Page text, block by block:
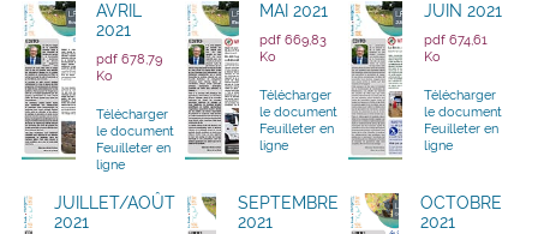
AVRIL
2021
pdf 678,79
Ko
Télécharger
le document
Feuilleter en
ligne
MAI 2021
pdf 669,83
Ko
Télécharger
le document
Feuilleter en
ligne
JUIN 2021
pdf 674,61
Ko
Télécharger
le document
Feuilleter en
ligne
JUILLET/AOÛT
2021
SEPTEMBRE
2021
OCTOBRE
2021